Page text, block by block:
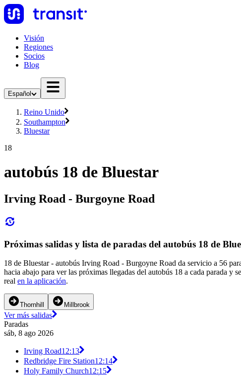
Visión
Regiones
Socios
Blog
Español
Reino Unido
Southampton
Bluestar
18
autobús 18 de Bluestar
Irving Road - Burgoyne Road
Próximas salidas y lista de paradas del autobús 18 de
18 de Bluestar - autobús Irving Road - Burgoyne Road da servicio a 56
hacia abajo para ver las próximas llegadas del autobús 18 a cada parada
real en la aplicación.
Thornhill Millbrook
Ver más salidas
Paradas
sáb, 8 ago 2026
Irving Road12:13
Redbridge Fire Station12:14
Holy Family Church12:15